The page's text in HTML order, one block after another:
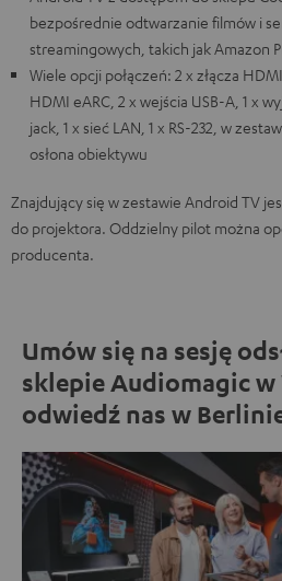
bezpośrednie odtwarzanie filmów i
streamingowych, takich jak Amazon
Wiele opcji połączeń: 2 x złącza
HDMI eARC, 2 x wejścia USB-A, 1 x
jack, 1 x sieć LAN, 1 x RS-232, w
osłona obiektywu
Znajdujący się w zestawie Android TV
do projektora. Oddzielny pilot można
producenta.
Umów się na sesję
sklepie Audiomagic w
odwiedź nas w